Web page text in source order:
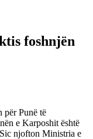
foshnjën
për Punë të
e Karposhit është
njofton Ministria e